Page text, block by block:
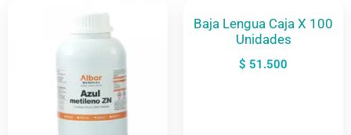
Baja Lengua Caja X 100
Unidades
$ 51.500